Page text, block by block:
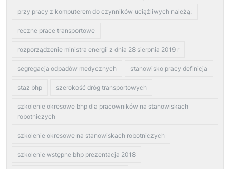
przy pracy z komputerem do czynników uciążliwych należą:
reczne prace transportowe
rozporządzenie ministra energii z dnia 28 sierpnia 2019 r
segregacja odpadów medycznych stanowisko pracy definicja
staz bhp szerokość dróg transportowych
szkolenie okresowe bhp dla pracowników na stanowiskach
robotniczych
szkolenie okresowe na stanowiskach robotniczych
szkolenie wstępne bhp prezentacja 2018